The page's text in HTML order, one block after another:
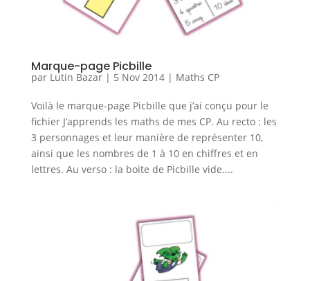
Marque-page Picbille
par Lutin Bazar| 5 Nov 2014| Maths CP
Voilà le marque-page Picbille que j’ai conçu pour le
fichier J’apprends les maths de mes CP. Au recto : les
3 personnages et leur manière de représenter 10,
ainsi que les nombres de 1 à 10 en chiffres et en
lettres. Au verso : la boite de Picbille vide....